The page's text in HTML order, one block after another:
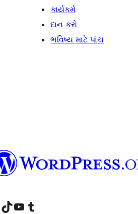
કાર્યકર્મ
દાન કરો
ભવિષ્ય માટે પાંચ
અમારા TikTok એકાઉન્ટની મુલાકાત લોઅમારી YouTube ચેનલની મુલાકાત લો અમારા Tumblr એકાઉન્ટની મુલાકાત લો